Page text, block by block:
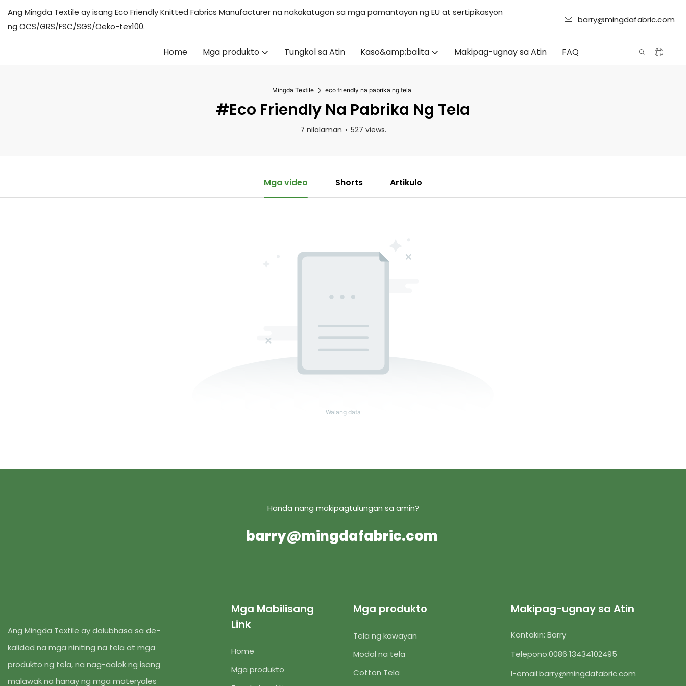
Ang Mingda Textile ay isang Eco Friendly Knitted Fabrics Manufacturer na nakakatugon sa mga pamantayan ng EU at sertipikasyon
ng OCS/GRS/FSC/SGS/Oeko-tex100.
barry@mingdafabric.com
Home Mga produkto Tungkol sa Atin Kaso&amp;balita Makipag-ugnay sa Atin FAQ
Mingda Textile eco friendly na pabrika ng tela
#eco Friendly Na Pabrika Ng Tela
7 nilalaman 527 views.
Mga video Shorts Artikulo
Walang data
Handa nang makipagtulungan sa amin?
barry@mingdafabric.com
Ang Mingda Textile ay dalubhasa sa de-
kalidad na mga niniting na tela at mga
produkto ng tela, na nag-aalok ng isang
malawak na hanay ng mga materyales
Mga Mabilisang
Link
Home
Mga produkto
Mga produkto
Tela ng kawayan
Modal na tela
Cotton Tela
Makipag-ugnay sa Atin
Kontakin: Barry
Telepono:0086 13434102495
I-email:barry@mingdafabric.com